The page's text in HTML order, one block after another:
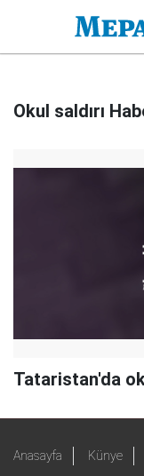
Okul saldırı
Tataristan'da
Anasayfa Künye